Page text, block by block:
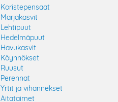
Koristepensaat
Marjakasvit
Lehtipuut
Hedelmäpuut
Havukasvit
Köynnökset
Ruusut
Perennat
Yrtit ja vihannekset
Aitataimet